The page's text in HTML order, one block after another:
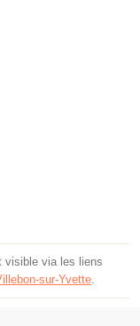
visible via les liens
sur-Yvette.